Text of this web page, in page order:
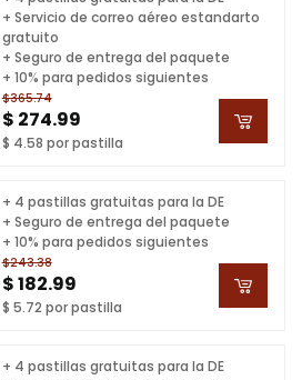
$365.74
$ 274.99
$ 4.58 por pastilla
+ Servicio de correo aéreo estandarto
gratuito
+ Seguro de entrega del paquete
+ 10% para pedidos siguientes
$243.38
$ 182.99
$ 5.72 por pastilla
+ 4 pastillas gratuitas para la DE
+ Seguro de entrega del paquete
+ 10% para pedidos siguientes
+ 4 pastillas gratuitas para la DE